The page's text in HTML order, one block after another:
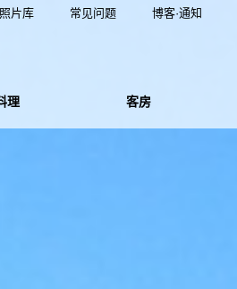
照片库 常见问题 博客·通知
理 客房